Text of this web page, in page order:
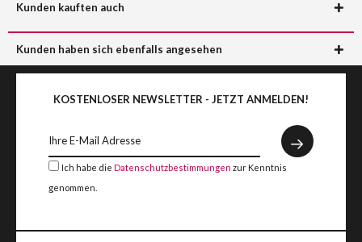
Kunden kauften auch
Kunden haben sich ebenfalls angesehen
KOSTENLOSER NEWSLETTER - JETZT ANMELDEN!
Ich habe die Datenschutzbestimmungen zur Kenntnis
genommen.